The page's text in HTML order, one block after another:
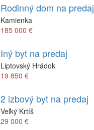
Rodinný dom na predaj
Kamienka
185 000 €
Iný byt na predaj
Liptovský Hrádok
19 850 €
2 izbový byt na predaj
Veľký Krtíš
29 000 €